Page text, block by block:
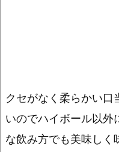
クセがなく柔らかい口
いのでハイボール以外
な飲み方でも美味しく